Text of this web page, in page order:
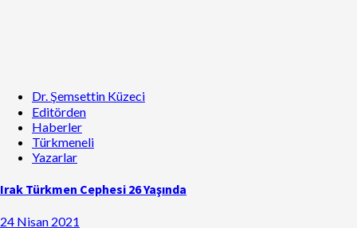
Dr. Şemsettin Küzeci
Editörden
Haberler
Türkmeneli
Yazarlar
Irak Türkmen Cephesi 26 Yaşında
24 Nisan 2021